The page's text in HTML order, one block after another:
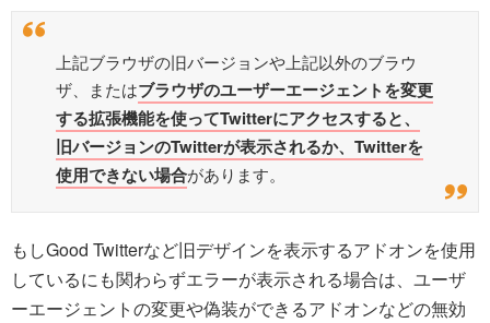
上記ブラウザの旧バージョンや上記以外のブラウ
ザ、またはブラウザのユーザーエージェントを変更
する拡張機能を使ってTwitterにアクセスすると、
旧バージョンのTwitterが表示されるか、Twitterを
使用できない場合があります。
もしGood Twitterなど旧デザインを表示するアドオンを使用
しているにも関わらずエラーが表示される場合は、ユーザ
ーエージェントの変更や偽装ができるアドオンなどの無効